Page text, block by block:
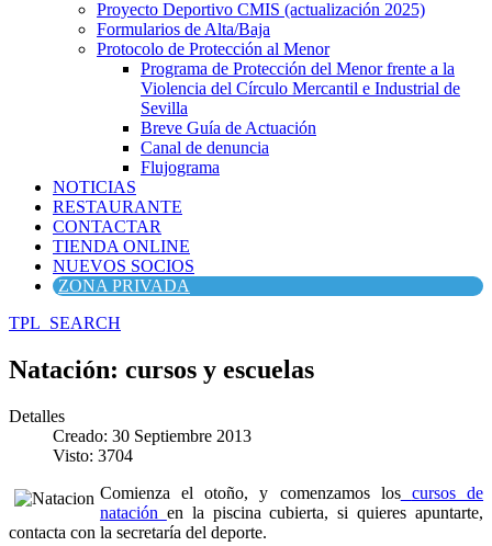
Proyecto Deportivo CMIS (actualización 2025)
Formularios de Alta/Baja
Protocolo de Protección al Menor
Programa de Protección del Menor frente a la
Violencia del Círculo Mercantil e Industrial de
Sevilla
Breve Guía de Actuación
Canal de denuncia
Flujograma
NOTICIAS
RESTAURANTE
CONTACTAR
TIENDA ONLINE
NUEVOS SOCIOS
ZONA PRIVADA
TPL_SEARCH
Natación: cursos y escuelas
Detalles
Creado: 30 Septiembre 2013
Visto: 3704
Comienza el otoño, y comenzamos los
cursos de
natación en la piscina cubierta, si quieres apuntarte,
contacta con la secretaría del deporte.